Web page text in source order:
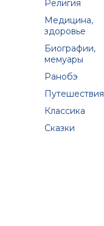
Религия
Медицина,
здоровье
Биографии,
мемуары
Ранобэ
Путешествия
Классика
Сказки